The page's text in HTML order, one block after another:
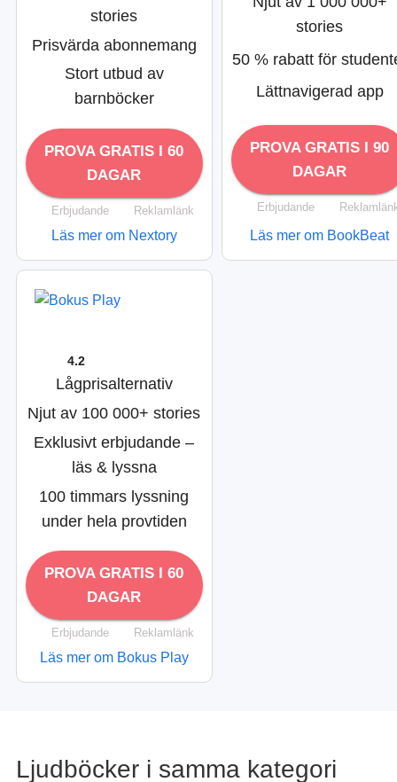
stories
Prisvärda abonnemang
Stort utbud av
barnböcker
PROVA GRATIS I 60
DAGAR
Erbjudande Reklamlänk
Läs mer om Nextory
stories
50 % rabatt för
Lättnavigerad app
PROVA GRATIS I 90
DAGAR
Erbjudande
Läs mer om BookBeat
4.2
Lågprisalternativ
Njut av 100 000+ stories
Exklusivt erbjudande –
läs & lyssna
100 timmars lyssning
under hela provtiden
PROVA GRATIS I 60
DAGAR
Erbjudande Reklamlänk
Läs mer om Bokus Play
Ljudböcker i samma kategori